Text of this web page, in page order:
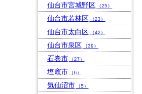
仙台市宮城野区 （25）
仙台市若林区 （23）
仙台市太白区 （42）
仙台市泉区 （39）
石巻市 （27）
塩竈市 （6）
気仙沼市 （5）